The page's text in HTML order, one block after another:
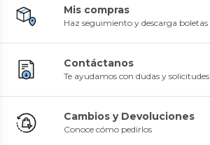
Mis compras
Haz seguimiento y descarga boletas
Contáctanos
Te ayudamos con dudas y solicitudes
Cambios y Devoluciones
Conoce cómo pedirlos